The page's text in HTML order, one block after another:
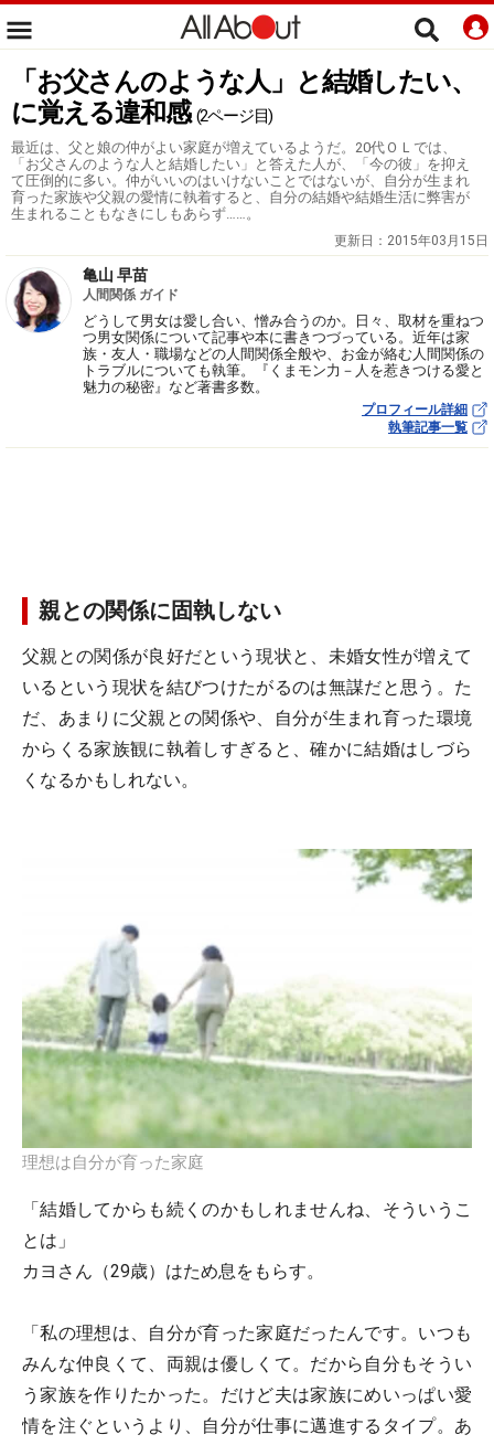
「お父さんのような人」と結婚したい、
に覚える違和感 (2ページ目)
最近は、父と娘の仲がよい家庭が増えているようだ。20代ＯＬでは、
「お父さんのような人と結婚したい」と答えた人が、「今の彼」を抑え
て圧倒的に多い。仲がいいのはいけないことではないが、自分が生まれ
育った家族や父親の愛情に執着すると、自分の結婚や結婚生活に弊害が
生まれることもなきにしもあらず……。
更新日： 2015年03月15日
亀山 早苗
人間関係 ガイド
どうして男女は愛し合い、憎み合うのか。日々、取材を重ねつ
つ男女関係について記事や本に書きつづっている。近年は家
族・友人・職場などの人間関係全般や、お金が絡む人間関係の
トラブルについても執筆。『くまモン力－人を惹きつける愛と
魅力の秘密』など著書多数。
プロフィール詳細
執筆記事一覧
親との関係に固執しない
父親との関係が良好だという現状と、未婚女性が増えて
いるという現状を結びつけたがるのは無謀だと思う。た
だ、あまりに父親との関係や、自分が生まれ育った環境
からくる家族観に執着しすぎると、確かに結婚はしづら
くなるかもしれない。
理想は自分が育った家庭
「結婚してからも続くのかもしれませんね、そういうこ
とは」
カヨさん（29歳）はため息をもらす。
「私の理想は、自分が育った家庭だったんです。いつも
みんな仲良くて、両親は優しくて。だから自分もそうい
う家族を作りたかった。だけど夫は家族にめいっぱい愛
情を注ぐというより、自分が仕事に邁進するタイプ。あ